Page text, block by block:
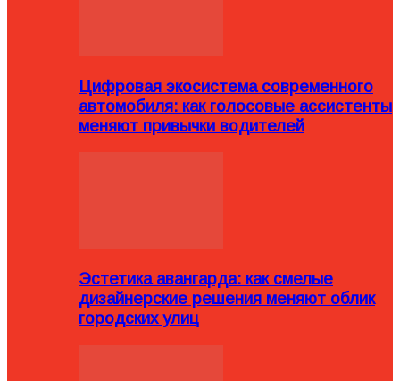
Цифровая экосистема современного
автомобиля: как голосовые ассистенты
меняют привычки водителей
Эстетика авангарда: как смелые
дизайнерские решения меняют облик
городских улиц